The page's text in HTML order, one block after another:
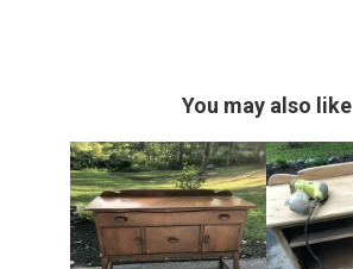
You may also like